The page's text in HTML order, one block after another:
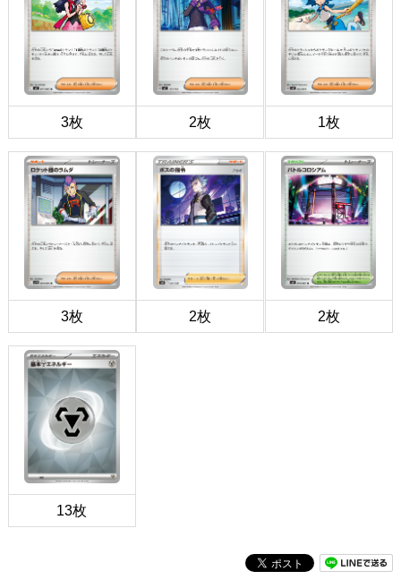
3枚 2枚 1枚
3枚 2枚 2枚
13枚